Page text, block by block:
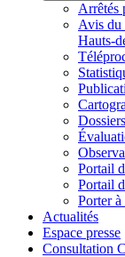
Arrêtés
Avis du
Hauts-
Dossiers
Portail
Portail
Porter
Actualités
Espace presse
Consultation